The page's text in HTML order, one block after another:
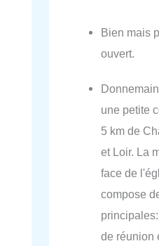
Bien mais
ouvert.
une petite
5 km de
et Loir. La
face de
compose
de réunion